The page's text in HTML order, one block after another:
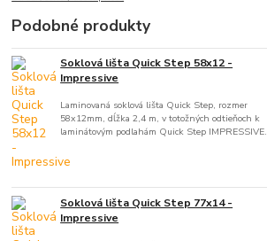
Podobné produkty
Soklová lišta Quick Step 58x12 -
Impressive
Laminovaná soklová lišta Quick Step, rozmer
58x12mm, dĺžka 2,4 m, v totožných odtieňoch k
laminátovým podlahám Quick Step IMPRESSIVE.
Soklová lišta Quick Step 77x14 -
Impressive